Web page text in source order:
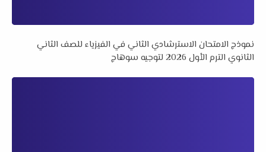
نموذج الامتحان الاسترشادي الثاني في الفيزياء للصف الثاني
الثانوي الترم الأول 2026 لتوجيه سوهاج